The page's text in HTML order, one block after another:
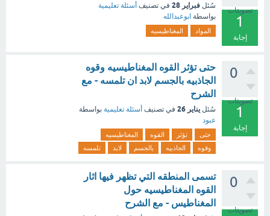
تصويتات
1
إجابة
سُئل فبراير 28 في تصنيف أسئلة تعليمية
بواسطة ابوعبدالله
المواد المغناطيسيه
0
تصويتات
1
إجابة
حتى تؤثر القوه المغناطيسيه وقوه
الجاذبيه بالجسم لابد ان تلمسه - مع
الشرح
سُئل يناير 26 في تصنيف أسئلة تعليمية بواسطة
عبود
حتى تؤثر القوه
المغناطيسيه
وقوه
الجاذبيه بالجسم لابد تلمسه
0
تصويتات
تسمى المنطقه التي تظهر فيها اثار
القوه المغناطيسيه حول
المغناطيس - مع الشرح